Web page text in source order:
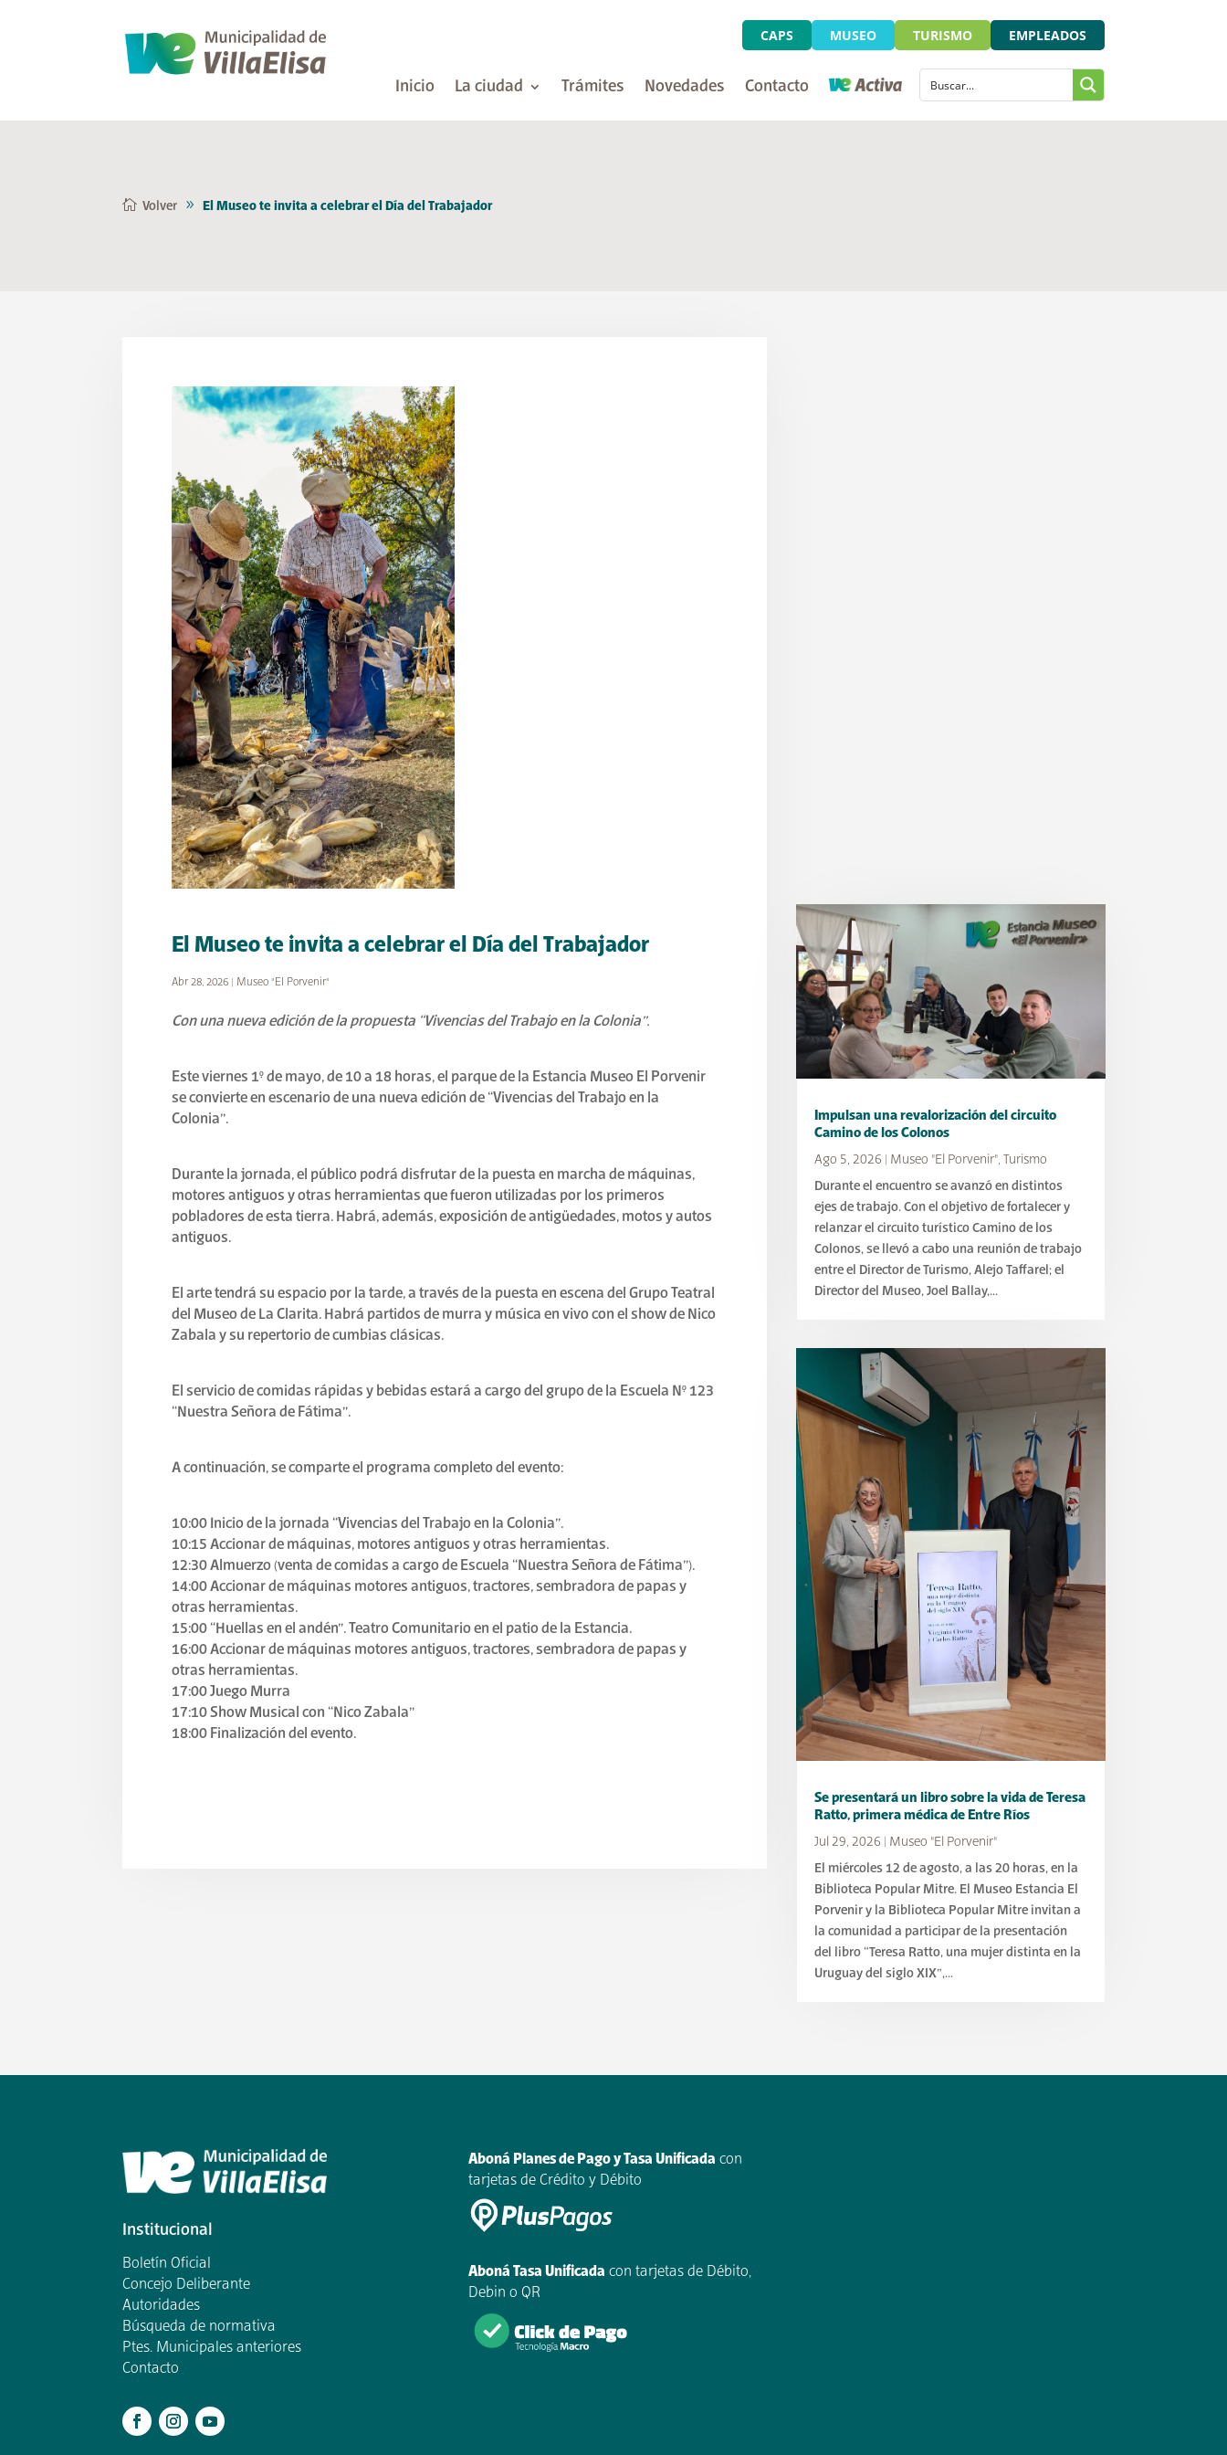
CAPS MUSEO TURISMO EMPLEADOS
Inicio La ciudad Trámites Novedades Contacto
Volver El Museo te invita a celebrar el Día del Trabajador
El Museo te invita a celebrar el Día del Trabajador
Abr 28, 2026 | Museo "El Porvenir"
Con una nueva edición de la propuesta “Vivencias del Trabajo en la Colonia”.
Este viernes 1° de mayo, de 10 a 18 horas, el parque de la Estancia Museo El Porvenir
se convierte en escenario de una nueva edición de “Vivencias del Trabajo en la
Colonia”.
Durante la jornada, el público podrá disfrutar de la puesta en marcha de máquinas,
motores antiguos y otras herramientas que fueron utilizadas por los primeros
pobladores de esta tierra. Habrá, además, exposición de antigüedades, motos y autos
antiguos.
El arte tendrá su espacio por la tarde, a través de la puesta en escena del Grupo Teatral
del Museo de La Clarita. Habrá partidos de murra y música en vivo con el show de Nico
Zabala y su repertorio de cumbias clásicas.
El servicio de comidas rápidas y bebidas estará a cargo del grupo de la Escuela N° 123
“Nuestra Señora de Fátima”.
A continuación, se comparte el programa completo del evento:
10:00 Inicio de la jornada “Vivencias del Trabajo en la Colonia”.
10:15 Accionar de máquinas, motores antiguos y otras herramientas.
12:30 Almuerzo (venta de comidas a cargo de Escuela “Nuestra Señora de Fátima”).
14:00 Accionar de máquinas motores antiguos, tractores, sembradora de papas y
otras herramientas.
15:00 “Huellas en el andén”. Teatro Comunitario en el patio de la Estancia.
16:00 Accionar de máquinas motores antiguos, tractores, sembradora de papas y
otras herramientas.
17:00 Juego Murra
17:10 Show Musical con “Nico Zabala”
18:00 Finalización del evento.
Impulsan una revalorización del circuito
Camino de los Colonos
Ago 5, 2026 Museo "El Porvenir", Turismo
Durante el encuentro se avanzó en distintos
ejes de trabajo. Con el objetivo de fortalecer y
relanzar el circuito turístico Camino de los
Colonos, se llevó a cabo una reunión de trabajo
entre el Director de Turismo, Alejo Taffarel; el
Director del Museo, Joel Ballay,...
Se presentará un libro sobre la vida de Teresa
Ratto, primera médica de Entre Ríos
Jul 29, 2026
Museo "El Porvenir"
El miércoles 12 de agosto, a las 20 horas, en la
Biblioteca Popular Mitre. El Museo Estancia El
Porvenir y la Biblioteca Popular Mitre invitan a
la comunidad a participar de la presentación
del libro “Teresa Ratto, una mujer distinta en la
Uruguay del siglo XIX”,...
Institucional
Boletín Oficial
Concejo Deliberante
Autoridades
Búsqueda de normativa
Ptes. Municipales anteriores
Contacto
Aboná Planes de Pago y Tasa Unificada con
tarjetas de Crédito y Débito
Aboná Tasa Unificada con tarjetas de Débito,
Debin o QR